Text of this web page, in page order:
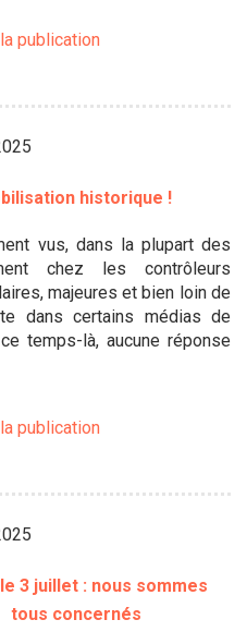
publication
historique !
vus, dans la plupart des
chez les contrôleurs
majeures et bien loin de
dans certains médias de
temps-là, aucune réponse
publication
3 juillet : nous sommes
tous concernés